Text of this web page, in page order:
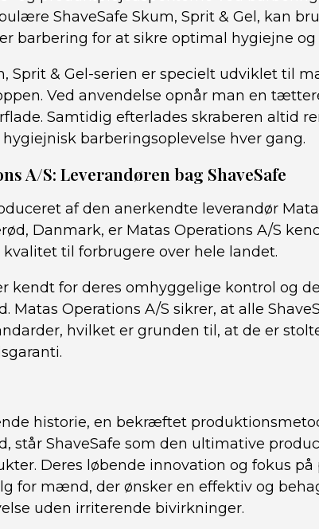
ShaveSafe Skum, Sprit & Gel, kan
barbering for at sikre optimal hygiejne og
Sprit & Gel-serien er specielt udviklet til
Ved anvendelse opnår man en
Samtidig efterlades skraberen altid
barberingsoplevelse hver gang.
A/S: Leverandøren bag ShaveSafe
af den anerkendte leverandør
Danmark, er Matas Operations A/S
til forbrugere over hele landet.
kendt for deres omhyggelige kontrol og
Matas Operations A/S sikrer, at alle
hvilket er grunden til, at de er
historie, en bekræftet
står ShaveSafe som den ultimative
Deres løbende innovation og fokus
for mænd, der ønsker en effektiv og
uden irriterende bivirkninger.